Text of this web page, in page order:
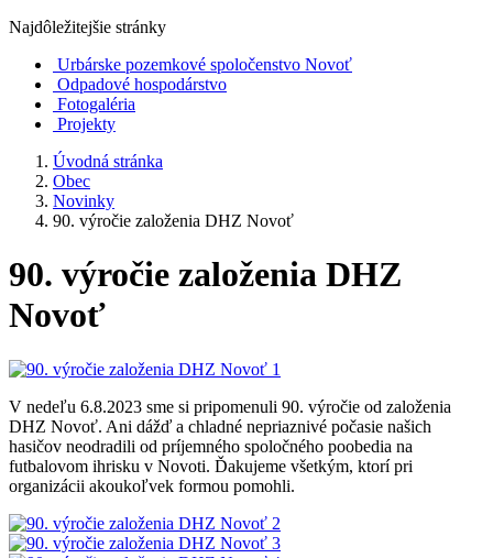
Najdôležitejšie stránky
Urbárske pozemkové spoločenstvo Novoť
Odpadové hospodárstvo
Fotogaléria
Projekty
Úvodná stránka
Obec
Novinky
90. výročie založenia DHZ Novoť
90. výročie založenia DHZ
Novoť
V nedeľu 6.8.2023 sme si pripomenuli 90. výročie od založenia
DHZ Novoť. Ani dážď a chladné nepriaznivé počasie našich
hasičov neodradili od príjemného spoločného poobedia na
futbalovom ihrisku v Novoti. Ďakujeme všetkým, ktorí pri
organizácii akoukoľvek formou pomohli.